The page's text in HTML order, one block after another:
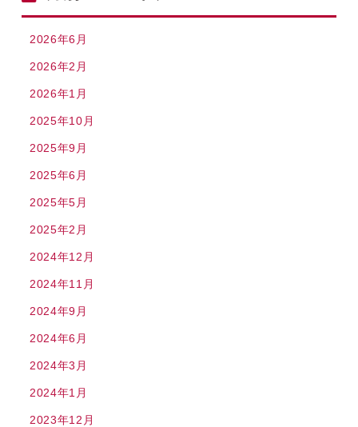
2026年6月
2026年2月
2026年1月
2025年10月
2025年9月
2025年6月
2025年5月
2025年2月
2024年12月
2024年11月
2024年9月
2024年6月
2024年3月
2024年1月
2023年12月